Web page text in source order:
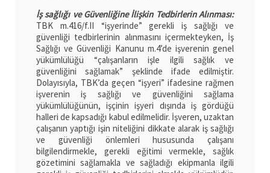
İş sağlığı ve Güvenliğine İlişkin Tedbirlerin Alınması:
TBK m.416/f.II “işyerinde” gerekli iş sağlığı ve
güvenliği tedbirlerinin alınmasını içermekteyken, İş
Sağlığı ve Güvenliği Kanunu m.4’de işverenin genel
yükümlülüğü “çalışanların işle ilgili sağlık ve
güvenliğini sağlamak” şeklinde ifade edilmiştir.
Dolayısıyla, TBK’da geçen “işyeri” ifadesine rağmen
işverenin iş sağlığı ve güvenliğini sağlama
yükümlülüğünün, işçinin işyeri dışında iş gördüğü
halleri de kapsadığı kabul edilmelidir. İşveren, uzaktan
çalışanın yaptığı işin niteliğini dikkate alarak iş sağlığı
ve güvenliği önlemleri hususunda çalışanı
bilgilendirmekle, gerekli eğitimi vermekle, sağlık
gözetimini sağlamakla ve sağladığı ekipmanla ilgili